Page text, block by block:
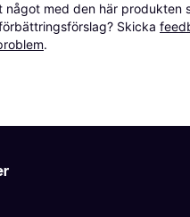
något med den här produkten
Skicka
.